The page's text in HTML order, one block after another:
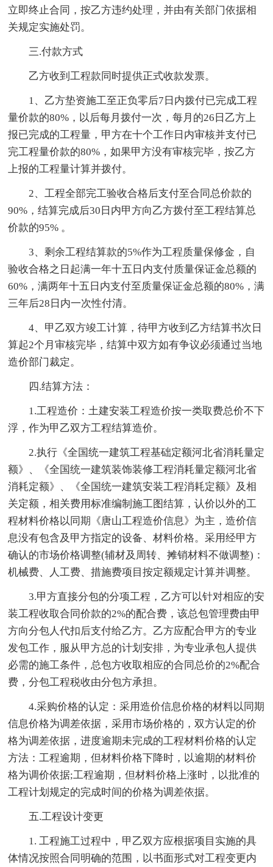
立即终止合同，按乙方违约处理，并由有关部门依据相
关规定实施处罚。
三.付款方式
乙方收到工程款同时提供正式收款发票。
1、乙方垫资施工至正负零后7日内拨付已完成工程
量价款的80%，以后每月拨付一次，每月的26日乙方上
报已完成的工程量，甲方在十个工作日内审核并支付已
完工程量价款的80%，如果甲方没有审核完毕，按乙方
上报的工程量计算并拨付。
2、工程全部完工验收合格后支付至合同总价款的
90%，结算完成后30日内甲方向乙方拨付至工程结算总
价款的95% 。
3、剩余工程结算款的5%作为工程质量保修金，自
验收合格之日起满一年十五日内支付质量保证金总额的
60%，满两年十五日内支付至质量保证金总额的80%，满
三年后28日内一次性付清。
4、甲乙双方竣工计算，待甲方收到乙方结算书次日
算起2个月审核完毕，结算中双方如有争议必须通过当地
造价部门裁定。
四.结算方法：
1.工程造价：土建安装工程造价按一类取费总价不下
浮，作为甲乙双方工程结算造价。
2.执行《全国统一建筑工程基础定额河北省消耗量定
额》、《全国统一建筑装饰装修工程消耗量定额河北省
消耗定额》、《全国统一建筑安装工程消耗定额》及相
关定额，相关费用标准编制施工图结算，认价以外的工
程材料价格以同期《唐山工程造价信息》为主，造价信
息没有包含及甲方指定的设备、材料价格。采用经甲方
确认的市场价格调整(辅材及周转、摊销材料不做调整)：
机械费、人工费、措施费项目按定额规定计算并调整。
3.甲方直接分包的分项工程，乙方可以针对相应的安
装工程收取合同价款的2%的配合费，该总包管理费由甲
方向分包人代扣后支付给乙方。乙方应配合甲方的专业
发包工作，服从甲方总的计划安排，为专业承包人提供
必需的施工条件，总包方收取相应的合同总价的2%配合
费，分包工程税收由分包方承担。
4.采购价格的认定：采用造价信息价格的材料以同期
信息价格为调差依据，采用市场价格的，双方认定的价
格为调差依据，进度逾期未完成的工程材料价格的认定
方法：工程逾期，但材料价格下降时，以逾期的材料价
格为调价依据;工程逾期，但材料价格上涨时，以批准的
工程计划规定的完成时间的价格为调差依据。
五.工程设计变更
1. 工程施工过程中，甲乙双方应根据项目实施的具
体情况按照合同明确的范围，以书面形式对工程变更内